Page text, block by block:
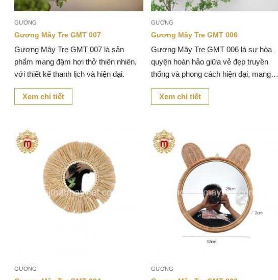
GƯƠNG
Gương Mây Tre GMT 007
Gương Mây Tre GMT 007 là sản
phẩm mang đậm hơi thở thiên nhiên,
với thiết kế thanh lịch và hiện đại.
Xem chi tiết
GƯƠNG
Gương Mây Tre GMT 006
Gương Mây Tre GMT 006 là sự hòa
quyện hoàn hảo giữa vẻ đẹp truyền
thống và phong cách hiện đại, mang
đến nét mộc mạc nhưng không kém
phần sang trọng cho không gian sống.
Xem chi tiết
GƯƠNG GƯƠNG